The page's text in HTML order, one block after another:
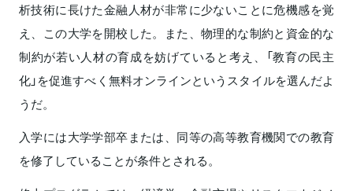
析技術に長けた金融人材が非常に少ないことに危機感を覚
え、この大学を開校した。また、物理的な制約と資金的な
制約が若い人材の育成を妨げていると考え、「教育の民主
化」を促進すべく無料オンラインというスタイルを選んだよ
うだ。
入学には大学学部卒または、同等の高等教育機関での教育
を修了していることが条件とされる。